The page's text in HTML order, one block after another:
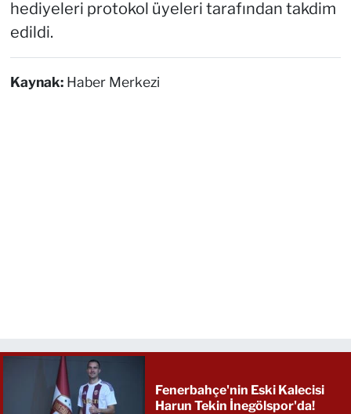
hediyeleri protokol üyeleri tarafından takdim
edildi.
Kaynak: Haber Merkezi
Fenerbahçe'nin Eski Kalecisi
Harun Tekin İnegölspor'da!